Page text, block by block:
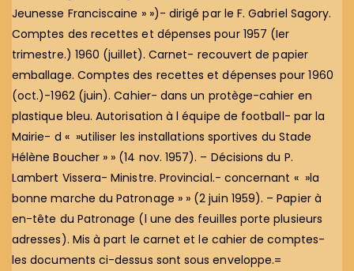
Jeunesse Franciscaine » »)- dirigé par le F. Gabriel Sagory.
Comptes des recettes et dépenses pour 1957 (Ier
trimestre.) 1960 (juillet). Carnet- recouvert de papier
emballage. Comptes des recettes et dépenses pour 1960
(oct.)-1962 (juin). Cahier- dans un protège-cahier en
plastique bleu. Autorisation à l équipe de football- par la
Mairie- d « »utiliser les installations sportives du Stade
Hélène Boucher » » (14 nov. 1957). – Décisions du P.
Lambert Vissera- Ministre. Provincial.- concernant « »la
bonne marche du Patronage » » (2 juin 1959). – Papier à
en-tête du Patronage (l une des feuilles porte plusieurs
adresses). Mis à part le carnet et le cahier de comptes-
les documents ci-dessus sont sous enveloppe.=